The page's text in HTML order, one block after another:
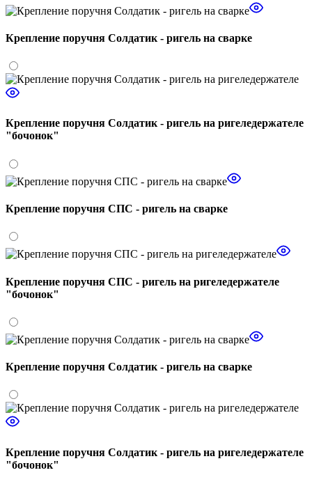
Крепление поручня Солдатик - ригель на сварке
Крепление поручня Солдатик - ригель на ригеледержателе
"бочонок"
Крепление поручня СПС - ригель на сварке
Крепление поручня СПС - ригель на ригеледержателе
"бочонок"
Крепление поручня Солдатик - ригель на сварке
Крепление поручня Солдатик - ригель на ригеледержателе
"бочонок"